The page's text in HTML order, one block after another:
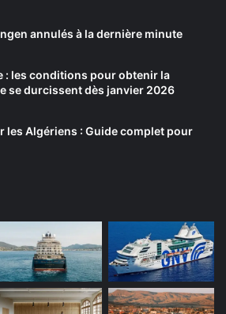
annulés à la dernière minute
: les conditions pour obtenir la
se durcissent dès janvier 2026
les Algériens : Guide complet pour